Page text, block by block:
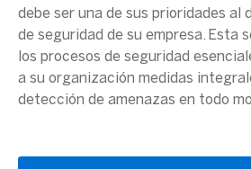
debe ser una de sus prioridades al
de seguridad de su empresa. Esta
los procesos de seguridad
a su organización medidas
detección de amenazas en todo